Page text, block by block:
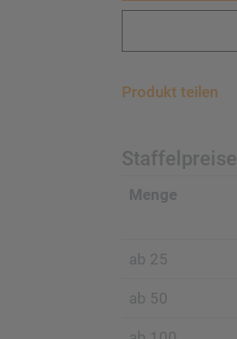
Produkt teilen
Staffelpreise
Menge
ab 25
ab 50